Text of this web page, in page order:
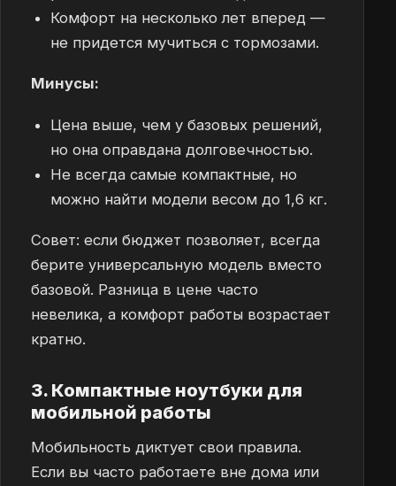
Комфорт на несколько лет вперед —
не придется мучиться с тормозами.
Минусы:
Цена выше, чем у базовых решений,
но она оправдана долговечностью.
Не всегда самые компактные, но
можно найти модели весом до 1,6 кг.
Совет: если бюджет позволяет, всегда
берите универсальную модель вместо
базовой. Разница в цене часто
невелика, а комфорт работы возрастает
кратно.
3. Компактные ноутбуки для
мобильной работы
Мобильность диктует свои правила.
Если вы часто работаете вне дома или